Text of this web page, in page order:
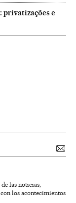
privatizações e
las noticias,
los acontecimientos